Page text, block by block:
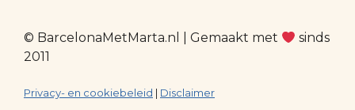
© BarcelonaMetMarta.nl | Gemaakt met
sinds
2011
Privacy- en cookiebeleid | Disclaimer